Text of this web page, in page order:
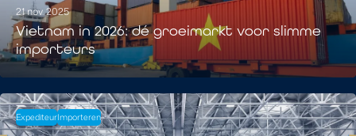
21 nov. 2025
Vietnam in 2026: dé groeimarkt voor slimme
importeurs
ExpediteurImporteren